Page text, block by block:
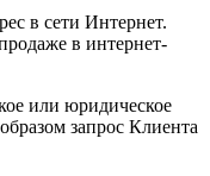
в сети Интернет.
в интернет-
или юридическое
запрос Клиента